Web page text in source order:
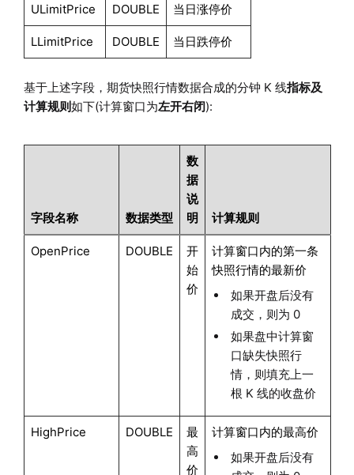
ULimitPrice DOUBLE 当日涨停价
LLimitPrice DOUBLE 当日跌停价
基于上述字段，期货快照行情数据合成的分钟 K 线指标及
计算规则如下(计算窗口为左开右闭):
字段名称 数据类型
数
据
说
明
计算规则
OpenPrice DOUBLE
开
始
价
计算窗口内的第一条
快照行情的最新价
如果开盘后没有
成交，则为 0
如果盘中计算窗
口缺失快照行
情，则填充上一
根 K 线的收盘价
HighPrice DOUBLE
最
高
价
计算窗口内的最高价
如果开盘后没有